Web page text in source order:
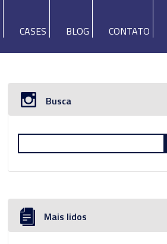
CASES BLOG CONTATO
Busca
Mais lidos